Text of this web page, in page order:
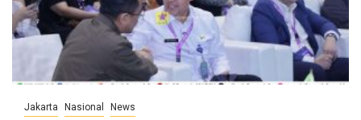
Jakarta Nasional News